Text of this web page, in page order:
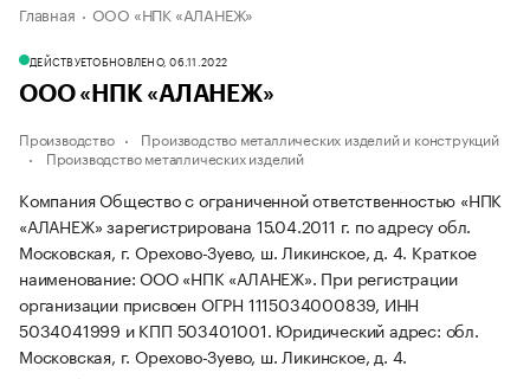
Главная ООО «НПК «АЛАНЕЖ»
ДЕЙСТВУЕТОБНОВЛЕНО, 06.11.2022
ООО «НПК «АЛАНЕЖ»
Производство
Производство металлических изделий и конструкций
Производство металлических изделий
Компания Общество с ограниченной ответственностью «НПК
«АЛАНЕЖ» зарегистрирована 15.04.2011 г. по адресу обл.
Московская, г. Орехово-Зуево, ш. Ликинское, д. 4. Краткое
наименование: ООО «НПК «АЛАНЕЖ». При регистрации
организации присвоен ОГРН 1115034000839, ИНН
5034041999 и КПП 503401001. Юридический адрес: обл.
Московская, г. Орехово-Зуево, ш. Ликинское, д. 4.